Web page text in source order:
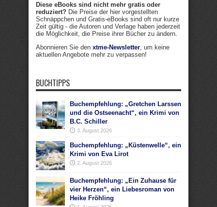
Diese eBooks sind nicht mehr gratis oder
reduziert? Die Preise der hier vorgestellten
Schnäppchen und Gratis-eBooks sind oft nur kurze
Zeit gültig - die Autoren und Verlage haben jederzeit
die Möglichkeit, die Preise ihrer Bücher zu ändern.
Abonnieren Sie den xtme-Newsletter, um keine
aktuellen Angebote mehr zu verpassen!
BUCHTIPPS
Buchempfehlung: „Gretchen Larssen
und die Ostseenacht“, ein Krimi von
B.C. Schiller
3. August 2026
Buchempfehlung: „Küstenwelle“, ein
Krimi von Eva Lirot
2. August 2026
Buchempfehlung: „Ein Zuhause für
vier Herzen“, ein Liebesroman von
Heike Fröhling